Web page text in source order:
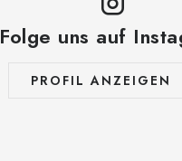
Folge uns auf
PROFIL ANZEIGEN